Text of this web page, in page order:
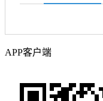
APP客户端